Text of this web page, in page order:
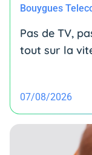
Bouygues
Pas de TV,
tout sur la
07/08/2026